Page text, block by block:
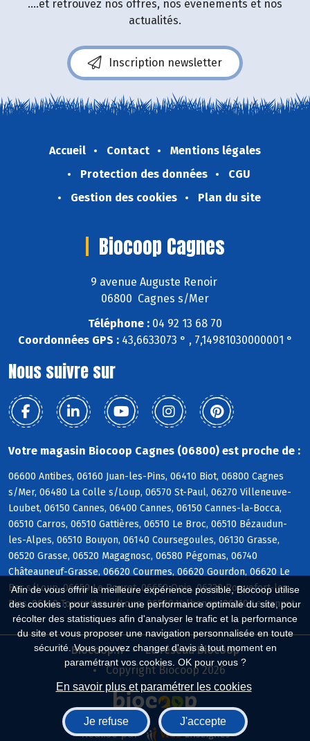
Afin de vous offrir la meilleure expérience possible, Biocoop utilise
des cookies : pour assurer une performance optimale du site, pour
récolter des statistiques afin d'analyser le trafic et la performance
du site et vous proposer une navigation personnalisée en toute
sécurité. Vous pouvez changer d'avis à tout moment en
paramétrant vos cookies. OK pour vous ?
En savoir plus et paramétrer les cookies
Je refuse J'accepte
....et retrouvez nos offres, nos événements et nos
actualités.
Inscription newsletter
Accueil Contact
Mentions légales
Protection des données
CGU
Gestion des cookies
Plan du site
Biocoop Cagnes
9 avenue Auguste Renoir
06800 Cagnes s/Mer
Téléphone : 04 92 13 68 70
Coordonnées GPS :43,6633073 ° , 7,14981030000001 °
Nous suivre sur
Votre magasin Biocoop Cagnes (06800) est proche de :
06600 Antibes, 06160 Juan-les-Pins, 06410 Biot, 06800 Cagnes
s/Mer, 06480 La Colle s/Loup, 06570 St-Paul, 06270 Villeneuve-
Loubet, 06150 Cannes, 06400 Cannes, 06150 Cannes-la-Bocca,
06510 Carros, 06510 Gattières, 06510 Le Broc, 06510 Bézaudun-
les-Alpes, 06510 Bouyon, 06140 Coursegoules, 06130 Grasse,
06520 Grasse, 06520 Magagnosc, 06580 Pégomas, 06740
Châteauneuf-Grasse, 06620 Courmes, 06620 Gourdon, 06620 Le
Bar s/Loup, 06650 Le Rouret, 06650 Opio, 06330 Roquefort-les-
Pins, 06140 Tourrettes s/Loup, 06560 Valbonne, 06110 Le Cannet
Biocoop.fr
Le réseau Biocoop
Copyright Biocoop 2026
Réalisé par